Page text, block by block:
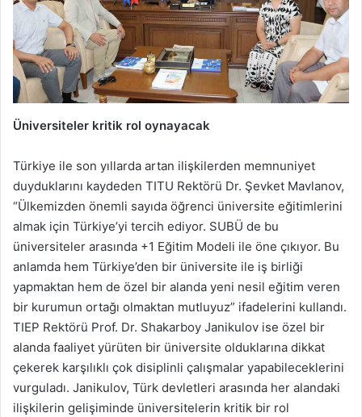
Üniversiteler kritik rol oynayacak
Türkiye ile son yıllarda artan ilişkilerden memnuniyet
duyduklarını kaydeden TITU Rektörü Dr. Şevket Mavlanov,
“Ülkemizden önemli sayıda öğrenci üniversite eğitimlerini
almak için Türkiye’yi tercih ediyor. SUBÜ de bu
üniversiteler arasında +1 Eğitim Modeli ile öne çıkıyor. Bu
anlamda hem Türkiye’den bir üniversite ile iş birliği
yapmaktan hem de özel bir alanda yeni nesil eğitim veren
bir kurumun ortağı olmaktan mutluyuz” ifadelerini kullandı.
TIEP Rektörü Prof. Dr. Shakarboy Janikulov ise özel bir
alanda faaliyet yürüten bir üniversite olduklarına dikkat
çekerek karşılıklı çok disiplinli çalışmalar yapabileceklerini
vurguladı. Janikulov, Türk devletleri arasında her alandaki
ilişkilerin gelişiminde üniversitelerin kritik bir rol